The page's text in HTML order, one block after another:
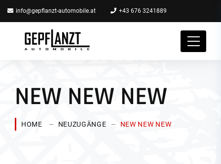
info@gepflanzt-automobile.at +43 676 3241889
NEW NEW NEW
HOME NEUZUGÄNGE NEW NEW NEW